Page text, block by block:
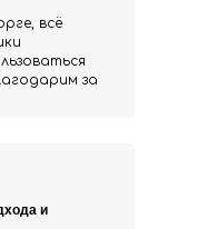
и
всё
за